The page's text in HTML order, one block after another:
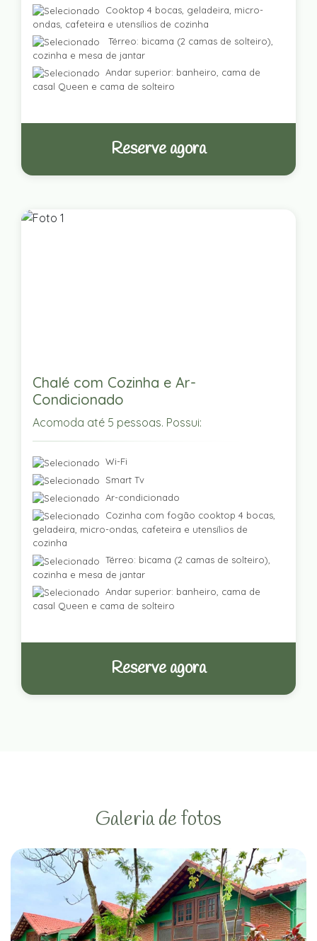
Cooktop 4 bocas, geladeira, micro-
ondas, cafeteira e utensílios de cozinha
Térreo: bicama (2 camas de solteiro),
cozinha e mesa de jantar
Andar superior: banheiro, cama de
casal Queen e cama de solteiro
Reserve agora
Chalé com Cozinha e Ar-
Condicionado
Acomoda até 5 pessoas. Possui:
Wi-Fi
Smart Tv
Ar-condicionado
Cozinha com fogão cooktop 4 bocas,
geladeira, micro-ondas, cafeteira e utensílios de
cozinha
Térreo: bicama (2 camas de solteiro),
cozinha e mesa de jantar
Andar superior: banheiro, cama de
casal Queen e cama de solteiro
Reserve agora
Galeria de fotos